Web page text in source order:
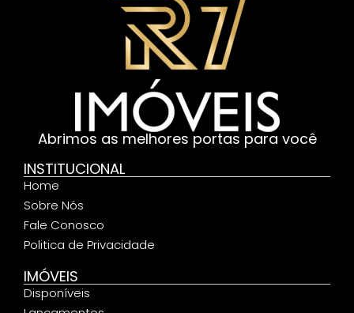
Abrimos as melhores portas para você
INSTITUCIONAL
Home
Sobre Nós
Fale Conosco
Politica de Privacidade
IMÓVEIS
Disponíveis